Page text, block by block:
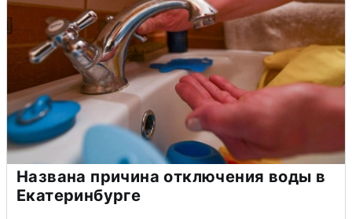
Названа причина отключения воды в
Екатеринбурге